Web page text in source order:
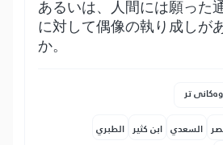
あるいは、人間には願った
に対して偶像の執り成しが
か。
تر
السعدي ابن كثير الطبري